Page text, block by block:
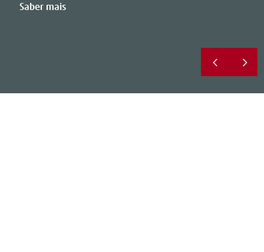
Saber mais